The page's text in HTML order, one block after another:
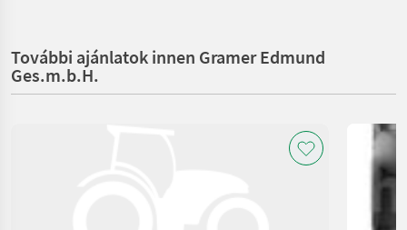
További ajánlatok innen Gramer Edmund
Ges.m.b.H.